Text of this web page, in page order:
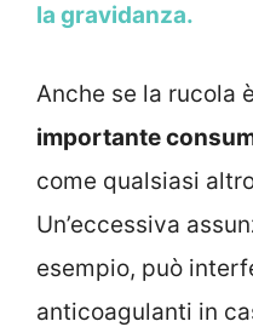
la gravidanza.
Anche se la rucola
importante
come qualsiasi
Un’eccessiva
esempio, può
anticoagulanti in